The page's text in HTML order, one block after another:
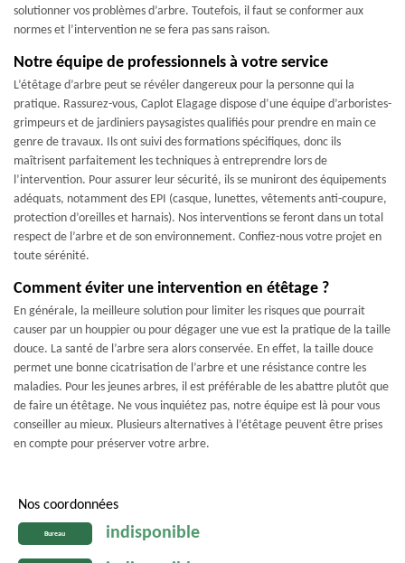
solutionner vos problèmes d’arbre. Toutefois, il faut se conformer aux
normes et l’intervention ne se fera pas sans raison.
Notre équipe de professionnels à votre service
L’étêtage d’arbre peut se révéler dangereux pour la personne qui la
pratique. Rassurez-vous, Caplot Elagage dispose d’une équipe d’arboristes-
grimpeurs et de jardiniers paysagistes qualifiés pour prendre en main ce
genre de travaux. Ils ont suivi des formations spécifiques, donc ils
maîtrisent parfaitement les techniques à entreprendre lors de
l’intervention. Pour assurer leur sécurité, ils se muniront des équipements
adéquats, notamment des EPI (casque, lunettes, vêtements anti-coupure,
protection d’oreilles et harnais). Nos interventions se feront dans un total
respect de l’arbre et de son environnement. Confiez-nous votre projet en
toute sérénité.
Comment éviter une intervention en étêtage ?
En générale, la meilleure solution pour limiter les risques que pourrait
causer par un houppier ou pour dégager une vue est la pratique de la taille
douce. La santé de l’arbre sera alors conservée. En effet, la taille douce
permet une bonne cicatrisation de l’arbre et une résistance contre les
maladies. Pour les jeunes arbres, il est préférable de les abattre plutôt que
de faire un étêtage. Ne vous inquiétez pas, notre équipe est là pour vous
conseiller au mieux. Plusieurs alternatives à l’étêtage peuvent être prises
en compte pour préserver votre arbre.
Nos coordonnées
Bureau indisponible